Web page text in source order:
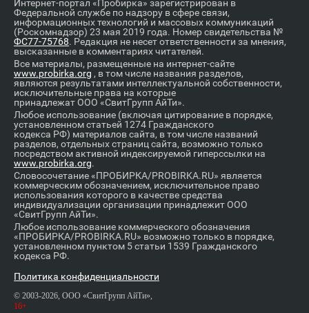
Интернет-портал «Пробирка» зарегистрирован в
Федеральной службе по надзору в сфере связи,
информационных технологий и массовых коммуникаций
(Роскомнадзор) 23 мая 2019 года. Номер свидетельства №
ФС77-75768. Редакция не несет ответственности за мнения,
высказанные в комментариях читателей.
Все материалы, размещенные на интернет-сайте
www.probirka.org , в том числе названия разделов,
являются результатами интеллектуальной собственности,
исключительные права на которые
принадлежат ООО «СвитГрупп АйТи».
Любое использование (включая цитирование в порядке,
установленном статьей 1274 Гражданского
кодекса РФ) материалов сайта, в том числе названий
разделов, отдельных страниц сайта, возможно только
посредством активной индексируемой гиперссылки на
www.probirka.org.
Словосочетание «ПРОБИРКА/PROBIRKA.RU» является
коммерческим обозначением, исключительное право
использования которого в качестве средства
индивидуализации организации принадлежит ООО
«СвитГрупп АйТи».
Любое использование коммерческого обозначения
«ПРОБИРКА/PROBIRKA.RU» возможно только в порядке,
установленном пунктом 5 статьи 1539 Гражданского
кодекса РФ.
Политика конфиденциальности
© 2003-2026, ООО «СвитГрупп АйТи»,
16+